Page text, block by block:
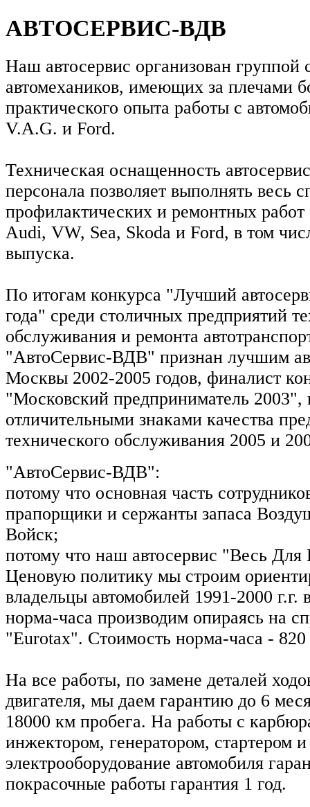
АВТОСЕРВИС-ВДВ
Наш автосервис организован группой
автомехаников, имеющих за плечами
практического опыта работы с
V.A.G. и Ford.
Техническая оснащенность
персонала позволяет выполнять весь
профилактических и ремонтных работ
Audi, VW, Sea, Skoda и Ford, в том
выпуска.
По итогам конкурса "Лучший
года" среди столичных предприятий
обслуживания и ремонта
"АвтоСервис-ВДВ" признан лучшим
Москвы 2002-2005 годов, финалист
"Московский предприниматель 2003",
отличительными знаками качества
технического обслуживания 2005 и
"АвтоСервис-ВДВ":
потому что основная часть
прапорщики и сержанты запаса
Войск;
потому что наш автосервис "Весь Для
Ценовую политику мы строим
владельцы автомобилей 1991-2000 г.г.
норма-часа производим опираясь на
"Eurotax". Стоимость норма-часа -
На все работы, по замене деталей
двигателя, мы даем гарантию до 6
18000 км пробега. На работы с
инжектором, генератором, стартером и
электрооборудование автомобиля
покрасочные работы гарантия 1 год.